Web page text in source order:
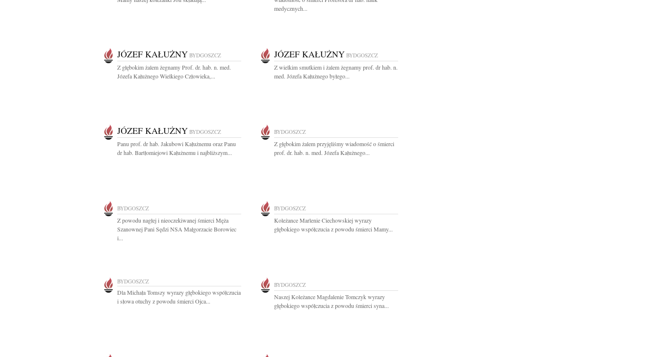
medycznych...
JÓZEF KAŁUŻNY BYDGOSZCZ
Z głębokim żalem żegnamy Prof. dr. hab. n. med.
Józefa Kałużnego Wielkiego Człowieka,...
JÓZEF KAŁUŻNY BYDGOSZCZ
Z wielkim smutkiem i żalem żegnamy prof. dr hab. n.
med. Józefa Kałużnego byłego...
JÓZEF KAŁUŻNY BYDGOSZCZ
Panu prof. dr hab. Jakubowi Kałużnemu oraz Panu
dr hab. Bartłomiejowi Kałużnemu i najbliższym...
BYDGOSZCZ
Z głębokim żalem przyjęliśmy wiadomość o śmierci
prof. dr. hab. n. med. Józefa Kałużnego...
BYDGOSZCZ
Z powodu nagłej i nieoczekiwanej śmierci Męża
Szanownej Pani Sędzi NSA Małgorzacie Borowiec
i...
BYDGOSZCZ
Koleżance Marlenie Ciechowskiej wyrazy
głębokiego współczucia z powodu śmierci Mamy...
BYDGOSZCZ
Dla Michała Tomszy wyrazy głębokiego współczucia
i słowa otuchy z powodu śmierci Ojca...
BYDGOSZCZ
Naszej Koleżance Magdalenie Tomczyk wyrazy
głębokiego współczucia z powodu śmierci syna...